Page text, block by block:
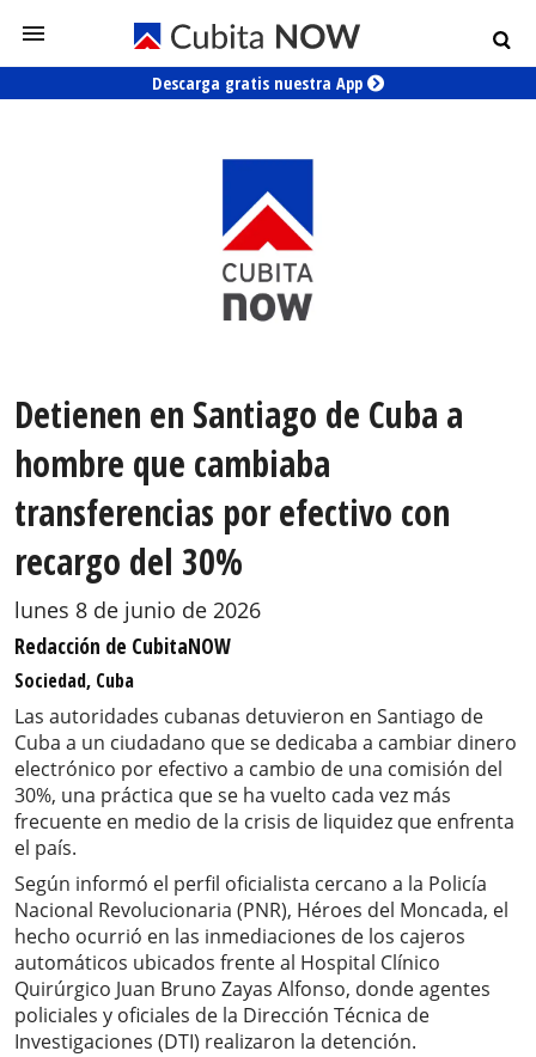
Descarga gratis nuestra App
Detienen en Santiago de Cuba a
hombre que cambiaba
transferencias por efectivo con
recargo del 30%
lunes 8 de junio de 2026
Redacción de CubitaNOW
Sociedad, Cuba
Las autoridades cubanas detuvieron en Santiago de
Cuba a un ciudadano que se dedicaba a cambiar dinero
electrónico por efectivo a cambio de una comisión del
30%, una práctica que se ha vuelto cada vez más
frecuente en medio de la crisis de liquidez que enfrenta
el país.
Según informó el perfil oficialista cercano a la Policía
Nacional Revolucionaria (PNR), Héroes del Moncada, el
hecho ocurrió en las inmediaciones de los cajeros
automáticos ubicados frente al Hospital Clínico
Quirúrgico Juan Bruno Zayas Alfonso, donde agentes
policiales y oficiales de la Dirección Técnica de
Investigaciones (DTI) realizaron la detención.